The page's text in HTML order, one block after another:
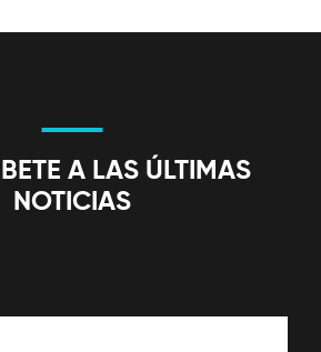
A LAS ÚLTIMAS
NOTICIAS